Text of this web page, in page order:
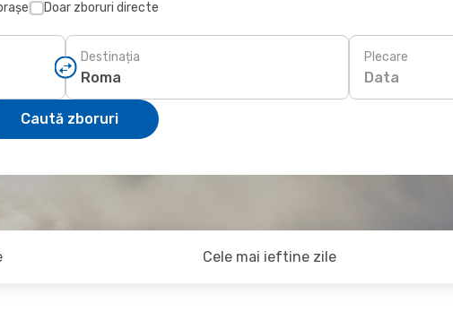
Doar zboruri directe
Destinația Plecare
Data
Caută zboruri
Cele mai ieftine zile